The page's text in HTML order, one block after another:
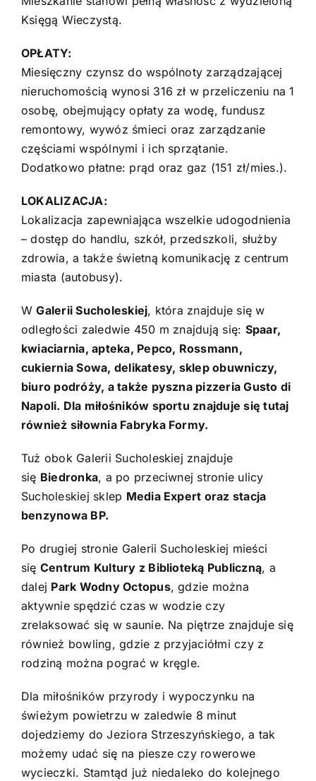
Księgą Wieczystą.
OPŁATY:
Miesięczny czynsz do wspólnoty zarządzającej
nieruchomością wynosi 316 zł w przeliczeniu na 1
osobę, obejmujący opłaty za wodę, fundusz
remontowy, wywóz śmieci oraz zarządzanie
częściami wspólnymi i ich sprzątanie.
Dodatkowo płatne: prąd oraz gaz (151 zł/mies.).
LOKALIZACJA:
Lokalizacja zapewniająca wszelkie udogodnienia
– dostęp do handlu, szkół, przedszkoli, służby
zdrowia, a także świetną komunikację z centrum
miasta (autobusy).
WGalerii Sucholeskiej, która znajduje się w
odległości zaledwie 450 m znajdują się: Spaar,
kwiaciarnia, apteka, Pepco, Rossmann,
cukiernia Sowa, delikatesy, sklep obuwniczy,
biuro podróży, a także pyszna pizzeria Gusto di
Napoli. Dla miłośników sportu znajduje się tutaj
również siłownia Fabryka Formy.
Tuż obok Galerii Sucholeskiej znajduje
się Biedronka, a po przeciwnej stronie ulicy
Sucholeskiej sklep Media Expert oraz stacja
benzynowa BP.
Po drugiej stronie Galerii Sucholeskiej mieści
się Centrum Kultury z Biblioteką Publiczną, a
dalej Park Wodny Octopus, gdzie można
aktywnie spędzić czas w wodzie czy
zrelaksować się w saunie. Na piętrze znajduje się
również bowling, gdzie z przyjaciółmi czy z
rodziną można pograć w kręgle.
Dla miłośników przyrody i wypoczynku na
świeżym powietrzu w zaledwie 8 minut
dojedziemy do Jeziora Strzeszyńskiego, a tak
możemy udać się na piesze czy rowerowe
wycieczki. Stamtąd już niedaleko do kolejnego